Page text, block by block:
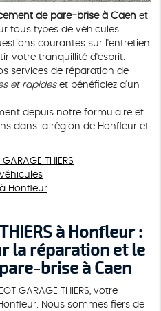
de pare-brise à Caen et
tous types de véhicules.
courantes sur l'entretien
votre tranquillité d'esprit.
services de réparation de
et rapideset bénéficiez d'un
depuis notre formulaire et
dans la région de Honfleur et
THIERS
Honfleur
THIERS à Honfleur :
la réparation et le
brise à Caen
GARAGE THIERS, votre
Nous sommes fiers de